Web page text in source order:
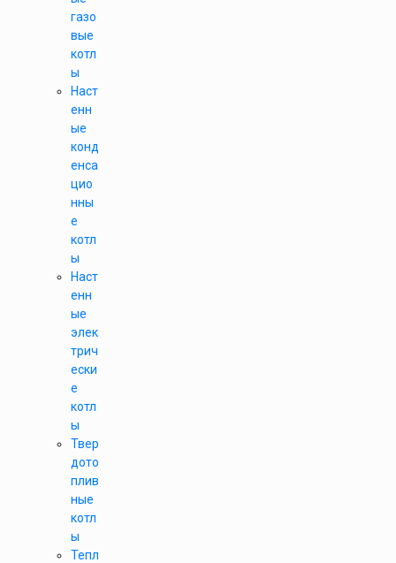
газо
вые
котл
ы
Наст
енн
ые
конд
енса
цио
нны
е
котл
ы
Наст
енн
ые
элек
трич
ески
е
котл
ы
Твер
дото
плив
ные
котл
ы
Тепл